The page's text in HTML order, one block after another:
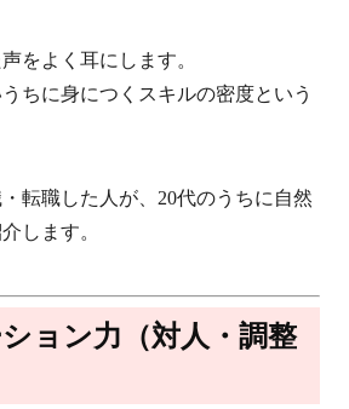
をよく耳にします。
ちに身につくスキルの密度という
転職した人が、 20代のうちに自然
します。
ョン力（対人・調整